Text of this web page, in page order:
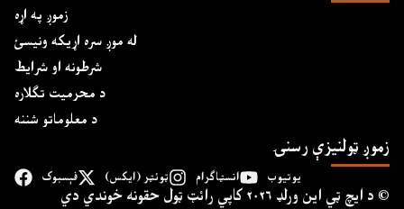
زموږ په اړه
له موږ سره اړیکه ونیسئ
شرطونه او شرایط
د محرمیت تګلاره
د معلوماتو شننه
زموږ ټولنیزې رسنۍ
فېسبوک ټوئټر (ایکس) انسټاګرام یوتیوب
د ايچ ټي اين وﺭلډ ۲۰۲۶ کاپي ﺭائټ ټول حقونه خوندي دي ©